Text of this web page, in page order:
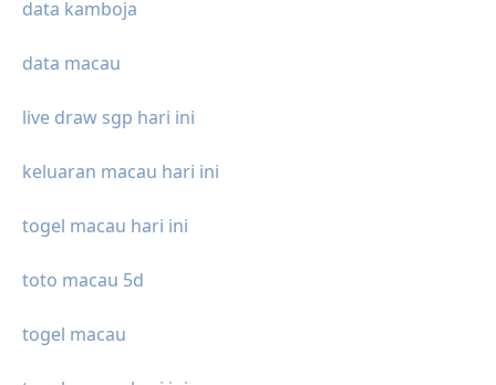
data kamboja
data macau
live draw sgp hari ini
keluaran macau hari ini
togel macau hari ini
toto macau 5d
togel macau